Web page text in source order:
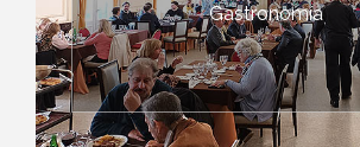
Gastronomía